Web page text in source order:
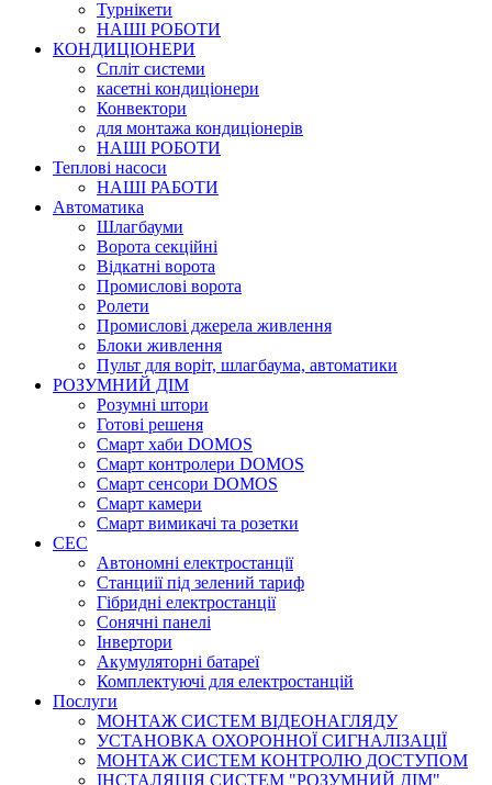
Турнікети
НАШІ РОБОТИ
КОНДИЦІОНЕРИ
Cпліт системи
касетні кондиціонери
Конвектори
для монтажа кондиціонерів
НАШІ РОБОТИ
Теплові насоси
НАШІ РАБОТИ
Автоматика
Шлагбауми
Ворота секційні
Відкатні ворота
Промислові ворота
Ролети
Промислові джерела живлення
Блоки живлення
Пульт для воріт, шлагбаума, автоматики
РОЗУМНИЙ ДІМ
Розумні штори
Готові решеня
Смарт хаби DOMOS
Смарт контролери DOMOS
Смарт сенсори DOMOS
Смарт камери
Смарт вимикачі та розетки
СЕС
Автономні електростанції
Станциії під зелений тариф
Гібридні електростанції
Сонячні панелі
Інвертори
Акумуляторні батареї
Комплектуючі для електростанцій
Послуги
МОНТАЖ СИСТЕМ ВІДЕОНАГЛЯДУ
УСТАНОВКА ОХОРОННОЇ СИГНАЛІЗАЦІЇ
МОНТАЖ СИСТЕМ КОНТРОЛЮ ДОСТУПОМ
ІНСТАЛЯЦІЯ СИСТЕМ "РОЗУМНИЙ ДІМ"